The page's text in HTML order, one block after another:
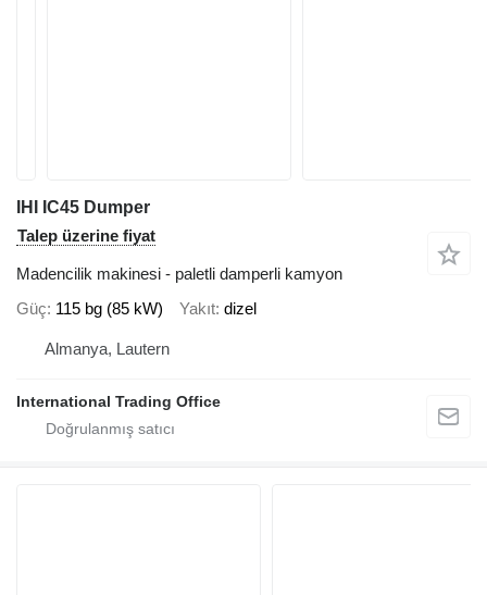
IHI IC45 Dumper
Talep üzerine fiyat
Madencilik makinesi - paletli damperli kamyon
Güç 115 bg (85 kW) Yakıt dizel
Almanya, Lautern
International Trading Office